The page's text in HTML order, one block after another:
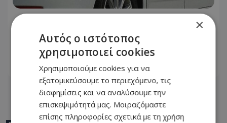
Νύχτα «φωτιά» για την Αστυνομία -
620 οχήματα στο μικροσκόπιο και
μπαράζ συλλήψεων
09.08.2026 - 07:25
×
Αυτός ο ιστότοπος
χρησιμοποιεί cookies
Χρησιμοποιούμε cookies για να
εξατομικεύσουμε το περιεχόμενο, τις
διαφημίσεις και να αναλύσουμε την
επισκεψιμότητά μας. Μοιραζόμαστε
επίσης πληροφορίες σχετικά με τη χρήση